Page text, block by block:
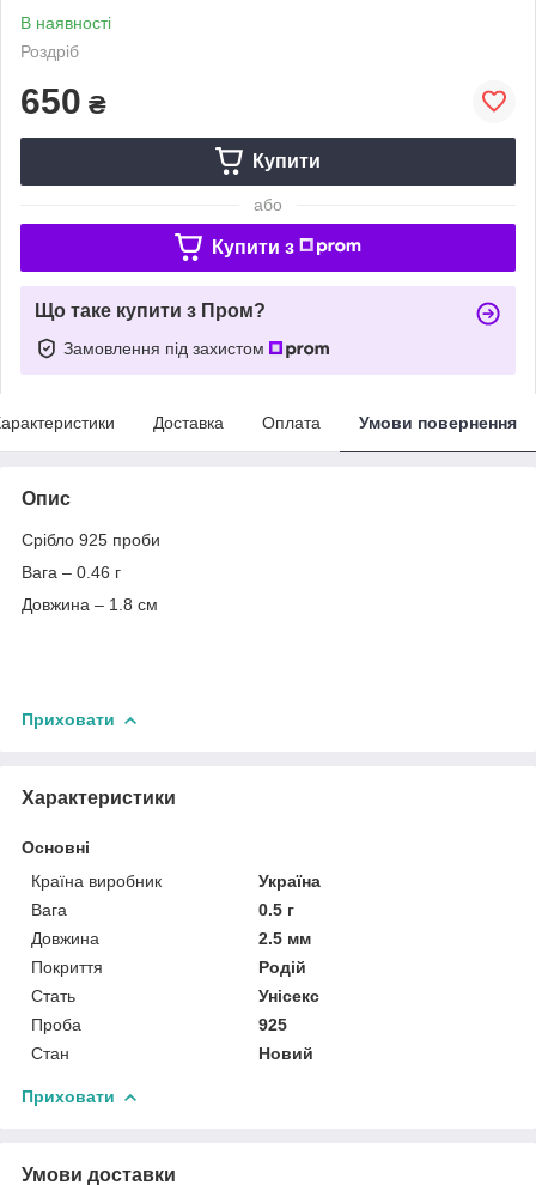
В наявності
Роздріб
650 ₴
Купити
або
Купити з
Що таке купити з Пром?
Замовлення під захистом
Доставка Оплата Умови повернення
Опис
Срібло 925 проби
Вага – 0.46 г
Довжина – 1.8 см
Приховати
Характеристики
Основні
Країна виробник
Україна
Вага
0.5 г
Довжина
2.5 мм
Покриття
Родій
Стать
Унісекс
Проба
925
Стан
Новий
Приховати
Умови доставки